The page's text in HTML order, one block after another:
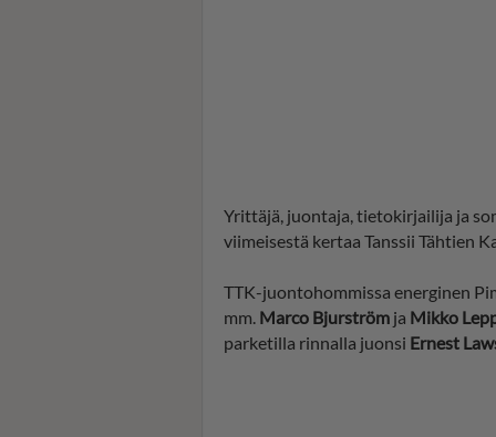
Yrittäjä, juontaja, tietokirjailija ja
viimeisestä kertaa Tanssii Tähtien
TTK-juontohommissa energinen
mm. Marco Bjurström ja Mikko
parketilla rinnalla juonsi Ernest